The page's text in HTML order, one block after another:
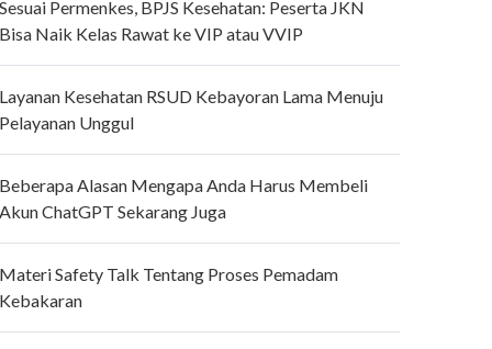
Permenkes, BPJS Kesehatan: Peserta JKN
Naik Kelas Rawat ke VIP atau VVIP
Kesehatan RSUD Kebayoran Lama Menuju
Unggul
Alasan Mengapa Anda Harus Membeli
ChatGPT Sekarang Juga
Safety Talk Tentang Proses Pemadam